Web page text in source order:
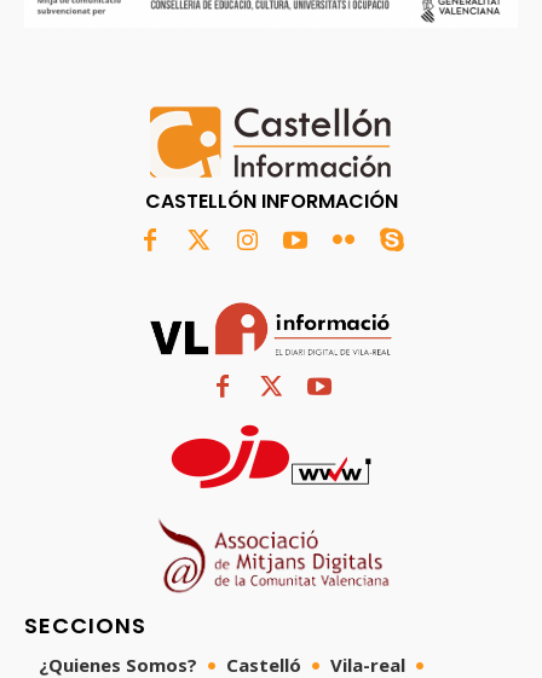
CASTELLÓN INFORMACIÓN
SECCIONS
¿Quienes Somos? Castelló
Vila-real